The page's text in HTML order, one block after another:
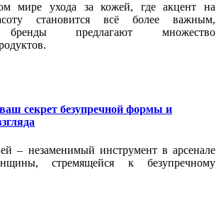
мире ухода за кожей, где акцент на
становится всё более важным,
бренды предлагают множество
секрет безупречной формы и
– незаменимый инструмент в арсенале
стремящейся к безупречному